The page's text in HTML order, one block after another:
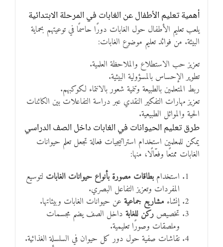
أهمية تعليم الأطفال عن الغابات في المرحلة الابتدائية
يلعب تعليم الأطفال حول الغابات دورًا حاسمًا في توعيتهم بحماية
البيئة. من فوائد تعليم موضوع الغابات:
تعزيز حب الاستطلاع والملاحظة العلمية.
تطوير الإحساس بالمسؤولية البيئية.
ربط المتعلمين بالطبيعة وتنمية شعور بالانتماء لكوكبهم.
تعزيز مهارات التفكير النقدي عبر دراسة التفاعلات بين الكائنات
الحية والموائل الطبيعية.
طرق تعليم الحيوانات في الغابات داخل الصف الدراسي
يمكن للمعلمين استخدام استراتيجيات فعالة تجعل تعلم حيوانات
الغابات ممتعًا وفعّالًا، منها:
استخدام بطاقات مصورة بأنواع حيوانات الغابات لتوسيع
المفردات وتعزيز التفاعل البصري.
إنشاء مشاريع جماعيةعن حيوانات الغابات وبيئاتها.
تخصيص ركن للغابةداخل الصف يضم مجسمات
وملصقات وصورًا تعليمية.
نقاشات صفية حول دور كل حيوان في السلسلة الغذائية.